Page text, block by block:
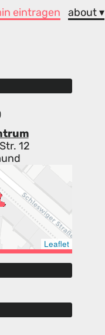
eintragen about ▾
12
Leaflet